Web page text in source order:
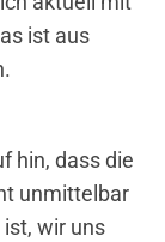
ist aus
hin, dass die
unmittelbar
wir uns